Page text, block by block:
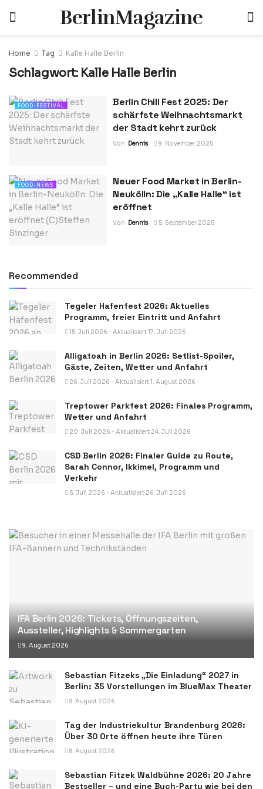
BerlinMagazine
Home Tag Kalle Halle Berlin
Schlagwort: Kalle Halle Berlin
FOOD-FESTIVAL
Berlin Chili Fest 2025: Der
schärfste Weihnachtsmarkt
der Stadt kehrt zurück
Von Dennis 9. November 2025
FOOD-NEWS
Neuer Food Market in Berlin-
Neukölln: Die „Kalle Halle“ ist
eröffnet
Von Dennis 5. September 2025
Recommended
Tegeler Hafenfest 2026: Aktuelles
Programm, freier Eintritt und Anfahrt
15. Juli 2026 - Aktualisiert 17. Juli 2026
Alligatoah in Berlin 2026: Setlist-Spoiler,
Gäste, Zeiten, Wetter und Anfahrt
26. Juli 2026 - Aktualisiert 1. August 2026
Treptower Parkfest 2026: Finales Programm,
Wetter und Anfahrt
20. Juli 2026 - Aktualisiert 24. Juli 2026
CSD Berlin 2026: Finaler Guide zu Route,
Sarah Connor, Ikkimel, Programm und
Verkehr
5. Juli 2026 - Aktualisiert 26. Juli 2026
IFA Berlin 2026: Tickets, Öffnungszeiten,
Aussteller, Highlights & Sommergarten
9. August 2026
Sebastian Fitzeks „Die Einladung“ 2027 in
Berlin: 35 Vorstellungen im BlueMax Theater
8. August 2026
Tag der Industriekultur Brandenburg 2026:
Über 30 Orte öffnen heute ihre Türen
8. August 2026
Sebastian Fitzek Waldbühne 2026: 20 Jahre
Bestseller – und eine Buch-Party wie bei den